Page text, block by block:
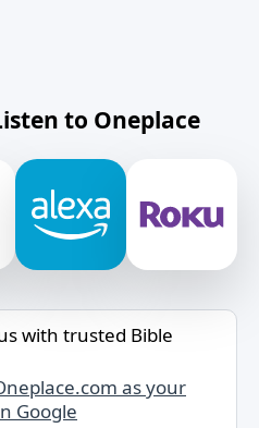
to Oneplace
with trusted Bible
as your
Google